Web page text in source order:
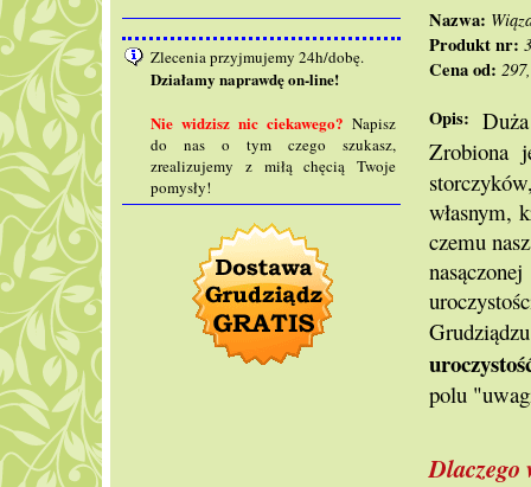
Zlecenia przyjmujemy 24h/dobę.
Działamy naprawdę on-line!
Nie widzisz nic ciekawego? Napisz
do nas o tym czego szukasz,
zrealizujemy z miłą chęcią Twoje
pomysły!
Nazwa:
Produkt nr:
Cena od:
Opis:
Zrobiona
własnym,
czemu
polu
Dlaczego